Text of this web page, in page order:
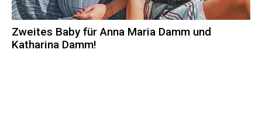
Zweites Baby für Anna Maria Damm und
Katharina Damm!